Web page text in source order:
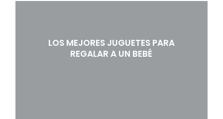
LOS MEJORES JUGUETES PARA
REGALAR A UN BEBÉ